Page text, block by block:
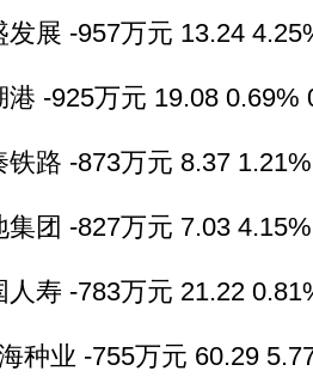
-957万元 13.24
-925万元 19.08 0.69%
-873万元 8.37 1.21%
-827万元 7.03 4.15%
-783万元 21.22
业 -755万元 60.29